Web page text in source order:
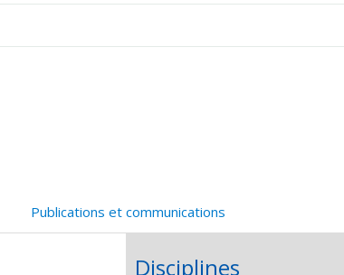
Publications et communications
Disciplines